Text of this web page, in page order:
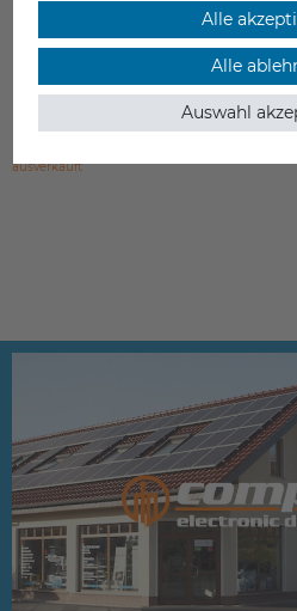
Raise3D Pro2 PLUS 3D Drucker
4.759,00 €
ausverkauft
Alle
Alle
Auswahl